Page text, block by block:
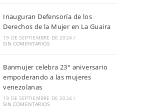
Inauguran Defensoría de los
Derechos de la Mujer en La Guaira
19 DE SEPTIEMBRE DE 2024 /
SIN COMENTARIOS
Banmujer celebra 23° aniversario
empoderando a las mujeres
venezolanas
19 DE SEPTIEMBRE DE 2024 /
SIN COMENTARIOS